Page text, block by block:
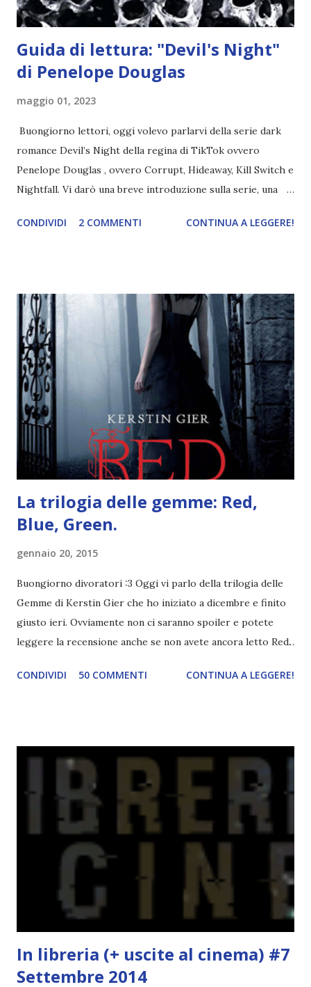
Guida di lettura: "Devil's Night"
di Penelope Douglas
maggio 01, 2023
Buongiorno lettori, oggi volevo parlarvi della serie dark
romance Devil’s Night della regina di TikTok ovvero
Penelope Douglas , ovvero Corrupt, Hideaway, Kill Switch e
Nightfall. Vi darò una breve introduzione sulla serie, una
e anche un breve commento sui libri singoli. I libri sono in
grande (Devil's Night 1#) Autrice : Penelope Douglas
Pagine: 448 Editore: Newton Compton Editori
Pubblicazione: 10 Gennaio 2023 Traduttore: Laura Lancini
Trama: “Si chiama Michael Crist. È il fratello maggiore del
mio ragazzo ed è come quei film dell'orrore che guardi
coprendoti gli occhi. È bellissimo, forte, e assolutamente
terrificante. Non mi vede neppure. Ma io l'ho notato. L'ho
visto, l'ho sentito. Le cose che ha fatto, i misfatti ch...
CONDIVIDI 2 COMMENTI CONTINUA A LEGGERE!
La trilogia delle gemme: Red,
Blue, Green.
gennaio 20, 2015
Buongiorno divoratori :3 Oggi vi parlo della trilogia delle
Gemme di Kerstin Gier che ho iniziato a dicembre e finito
giusto ieri. Ovviamente non ci saranno spoiler e potete
leggere la recensione anche se non avete ancora letto Red.
Green sono state delle letture molto piacevoli ma non
potete capire le mie aspettative! Innanzitutto, se la Gier o
probabilmente lo avrei apprezzato molto di più. Red è
molto introduttivo, nel senso che in trecento pagine non
succede un bel niente. E non ha nemmeno un finale ._.
finisce esattamente nel bel mezzo della storia (anzi, quale
"mezzo" della storia? Questa storia ha praticamente solo
CONDIVIDI 50 COMMENTI CONTINUA A LEGGERE!
In libreria (+ uscite al cinema) #7
Settembre 2014